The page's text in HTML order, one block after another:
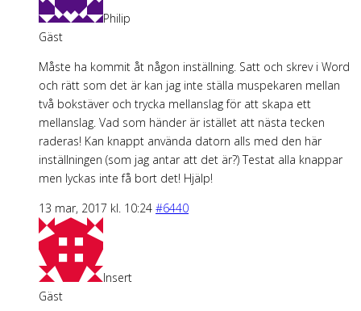
Philip
Gäst
Måste ha kommit åt någon inställning. Satt och skrev i Word
och rätt som det är kan jag inte ställa muspekaren mellan
två bokstäver och trycka mellanslag för att skapa ett
mellanslag. Vad som händer är istället att nästa tecken
raderas! Kan knappt använda datorn alls med den här
inställningen (som jag antar att det är?) Testat alla knappar
men lyckas inte få bort det! Hjälp!
13 mar, 2017 kl. 10:24 #6440
Insert
Gäst